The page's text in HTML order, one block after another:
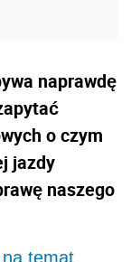
naprawdę
o czym
jazdy
naszego
temat